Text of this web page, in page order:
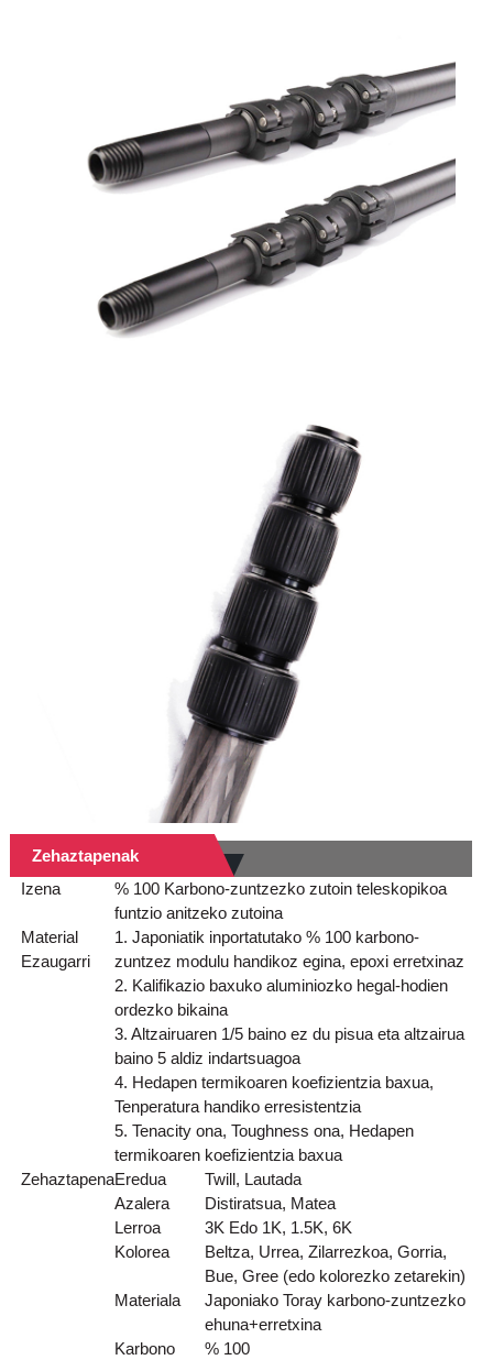
Zehaztapenak
Izena
% 100 Karbono-zuntzezko zutoin teleskopikoa
funtzio anitzeko zutoina
Material
Ezaugarri
1. Japoniatik inportatutako % 100 karbono-
zuntzez modulu handikoz egina, epoxi erretxinaz
2. Kalifikazio baxuko aluminiozko hegal-hodien
ordezko bikaina
3. Altzairuaren 1/5 baino ez du pisua eta altzairua
baino 5 aldiz indartsuagoa
4. Hedapen termikoaren koefizientzia baxua,
Tenperatura handiko erresistentzia
5. Tenacity ona, Toughness ona, Hedapen
termikoaren koefizientzia baxua
ZehaztapenaEredua
Twill, Lautada
Azalera
Distiratsua, Matea
Lerroa
3K Edo 1K, 1.5K, 6K
Kolorea
Beltza, Urrea, Zilarrezkoa, Gorria,
Bue, Gree (edo kolorezko zetarekin)
Materiala
Japoniako Toray karbono-zuntzezko
ehuna+erretxina
Karbono
% 100